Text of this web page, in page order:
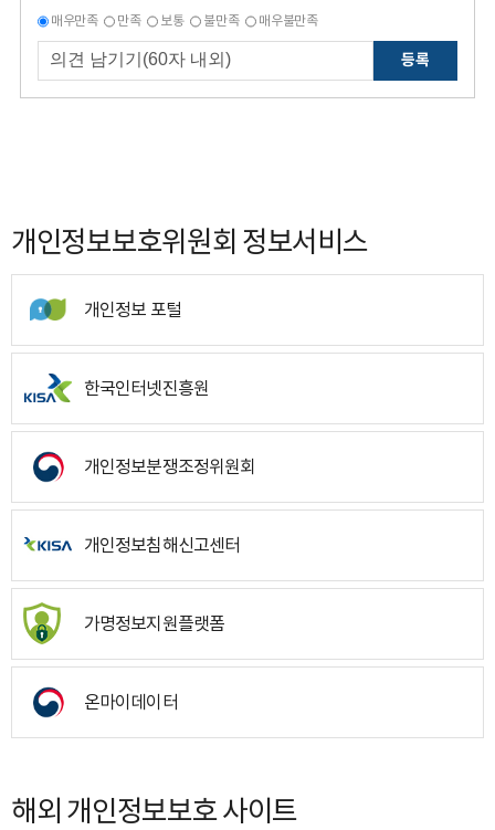
매우만족 만족 보통 불만족 매우불만족
등록
개인정보보호위원회 정보서비스
개인정보 포털
한국인터넷진흥원
개인정보분쟁조정위원회
개인정보침해신고센터
가명정보지원플랫폼
온마이데이터
해외 개인정보보호 사이트